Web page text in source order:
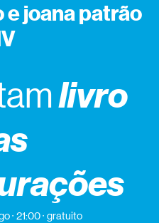
joana patrão
livro
21:00 gratuito